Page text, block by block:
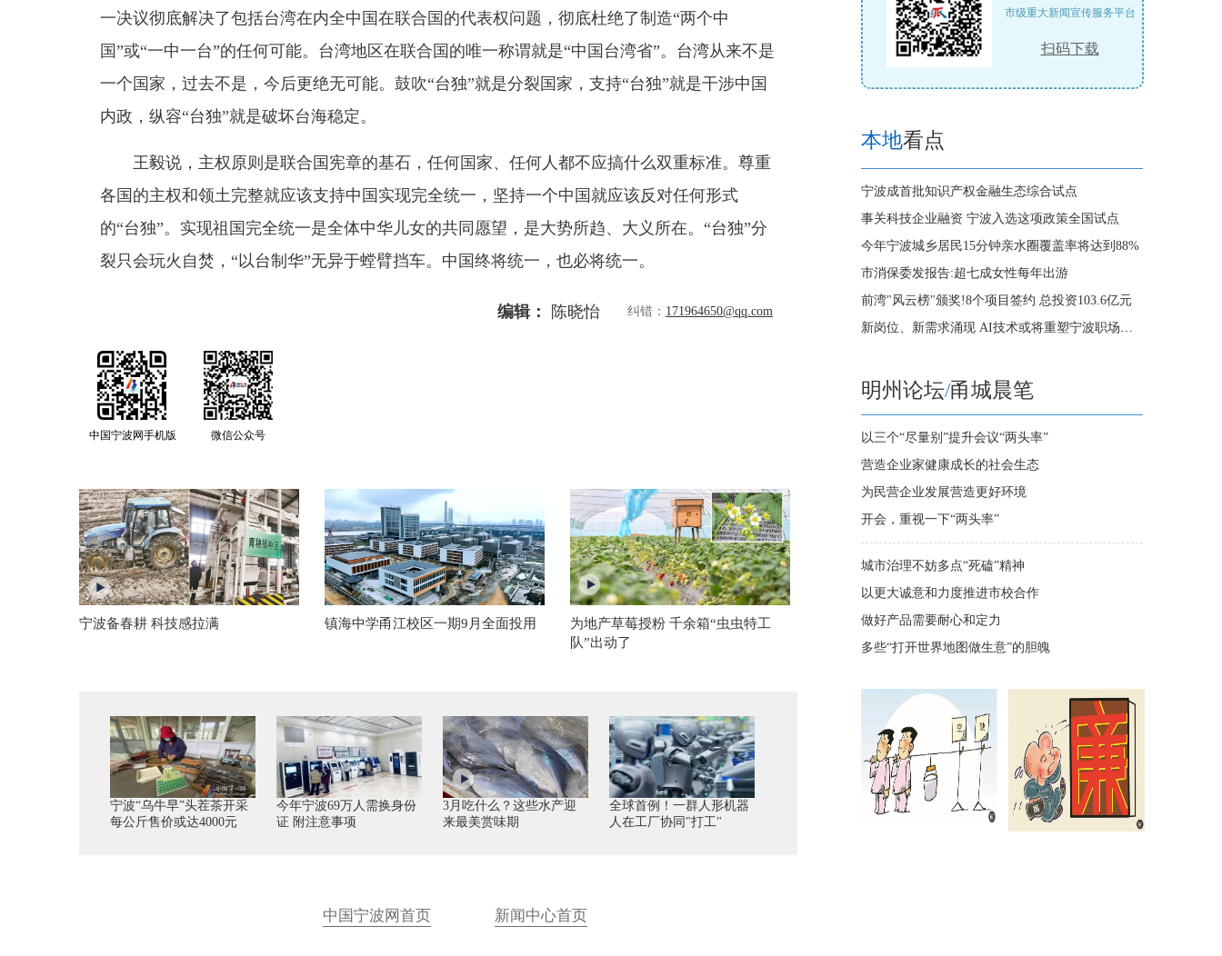
一决议彻底解决了包括台湾在内全中国在联合国的代表权问题，彻底杜绝了制造“两个中
国”或“一中一台”的任何可能。台湾地区在联合国的唯一称谓就是“中国台湾省”。台湾从来不是
一个国家，过去不是，今后更绝无可能。鼓吹“台独”就是分裂国家，支持“台独”就是干涉中国
内政，纵容“台独”就是破坏台海稳定。
王毅说，主权原则是联合国宪章的基石，任何国家、任何人都不应搞什么双重标准。尊重
各国的主权和领土完整就应该支持中国实现完全统一，坚持一个中国就应该反对任何形式
的“台独”。实现祖国完全统一是全体中华儿女的共同愿望，是大势所趋、大义所在。“台独”分
裂只会玩火自焚，“以台制华”无异于螳臂挡车。中国终将统一，也必将统一。
编辑： 陈晓怡 纠错： 171964650@qq.com
中国宁波网手机版 微信公众号
宁波备春耕 科技感拉满 镇海中学甬江校区一期9月全面投用
为地产草莓授粉 千余箱“虫虫特工
队”出动了
宁波“乌牛早”头茬茶开采
每公斤售价或达4000元
今年宁波69万人需换身份
证 附注意事项
3月吃什么？这些水产迎
来最美赏味期
全球首例！一群人形机器
人在工厂协同"打工"
中国宁波网首页 新闻中心首页
市级重大新闻宣传服务平台
扫码下载
本地看点
宁波成首批知识产权金融生态综合试点
事关科技企业融资 宁波入选这项政策全国试点
今年宁波城乡居民15分钟亲水圈覆盖率将达到88%
市消保委发报告:超七成女性每年出游
前湾"风云榜"颁奖!8个项目签约 总投资103.6亿元
新岗位、新需求涌现 AI技术或将重塑宁波职场版图
明州论坛/甬城晨笔
以三个“尽量别”提升会议“两头率”
营造企业家健康成长的社会生态
为民营企业发展营造更好环境
开会，重视一下“两头率”
城市治理不妨多点“死磕”精神
以更大诚意和力度推进市校合作
做好产品需要耐心和定力
多些“打开世界地图做生意”的胆魄